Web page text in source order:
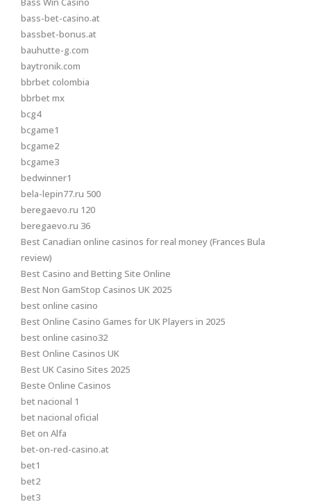
bass-bet-casino.at
bassbet-bonus.at
bauhutte-g.com
baytronik.com
bbrbet colombia
bbrbet mx
bcg4
bcgame1
bcgame2
bcgame3
bedwinner1
bela-lepin77.ru 500
beregaevo.ru 120
beregaevo.ru 36
Best Canadian online casinos for real money (Frances Bula
review)
Best Casino and Betting Site Online
Best Non GamStop Casinos UK 2025
best online casino
Best Online Casino Games for UK Players in 2025
best online casino32
Best Online Casinos UK
Best UK Casino Sites 2025
Beste Online Casinos
bet nacional 1
bet nacional oficial
Bet on Alfa
bet-on-red-casino.at
bet1
bet2
bet3